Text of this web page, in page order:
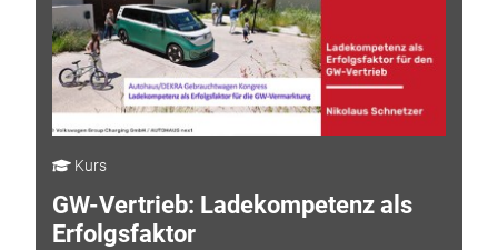
Kurs
GW-Vertrieb: Ladekompetenz als
Erfolgsfaktor